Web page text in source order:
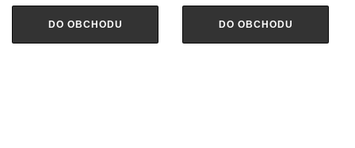
DO OBCHODU DO OBCHODU